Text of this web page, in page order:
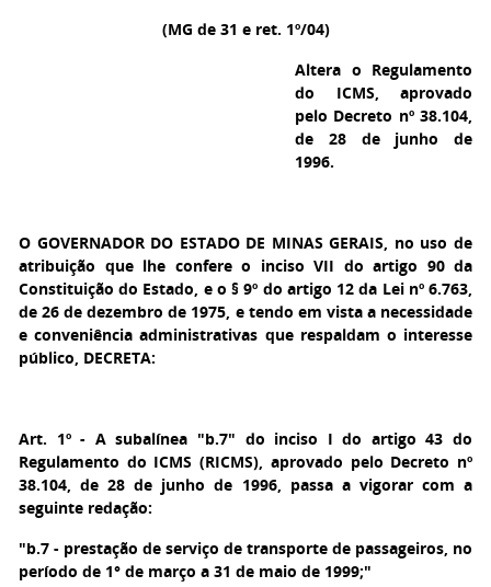
(MG de 31 e ret. 1º/04)
Altera o Regulamento
do ICMS, aprovado
pelo Decreto nº 38.104,
de 28 de junho de
1996.
O GOVERNADOR DO ESTADO DE MINAS GERAIS, no uso de
atribuição que lhe confere o inciso VII do artigo 90 da
Constituição do Estado, e o § 9º do artigo 12 da Lei nº 6.763,
de 26 de dezembro de 1975, e tendo em vista a necessidade
e conveniência administrativas que respaldam o interesse
público, DECRETA:
Art. 1º- A subalínea "b.7" do inciso I do artigo 43 do
Regulamento do ICMS (RICMS), aprovado pelo Decreto nº
38.104, de 28 de junho de 1996, passa a vigorar com a
seguinte redação:
"b.7 - prestação de serviço de transporte de passageiros, no
período de 1° de março a 31 de maio de 1999;"